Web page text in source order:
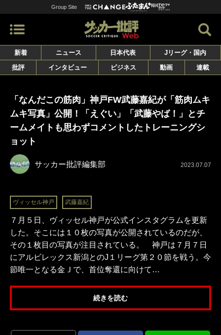
Group Site
新着 ニュース 日本代表
Jリーグ・国内
批評
インタビュー ビジネス 動画 連載
「なんだこの筋肉」神戸FW武藤嘉紀が「筋肉ムキ
ムキ写真」公開！「えぐい」「武藤やば！」とチ
ームメイトも思わずコメントしたトレーニングシ
ョット
サッカー批評編集部 2023.07.07
ヴィッセル神戸 武藤嘉紀
７月５日、ヴィッセル神戸が公式インスタグラムを更新
した。そこには１０枚の写真が公開されているのだが、
その１枚目の写真が注目されている。 神戸は７月７日
にアルビレックス新潟とのJ１リーグ第２０節を戦う。今
節唯一となる金Ｊで、首位奪還に向けて…
続きを読む